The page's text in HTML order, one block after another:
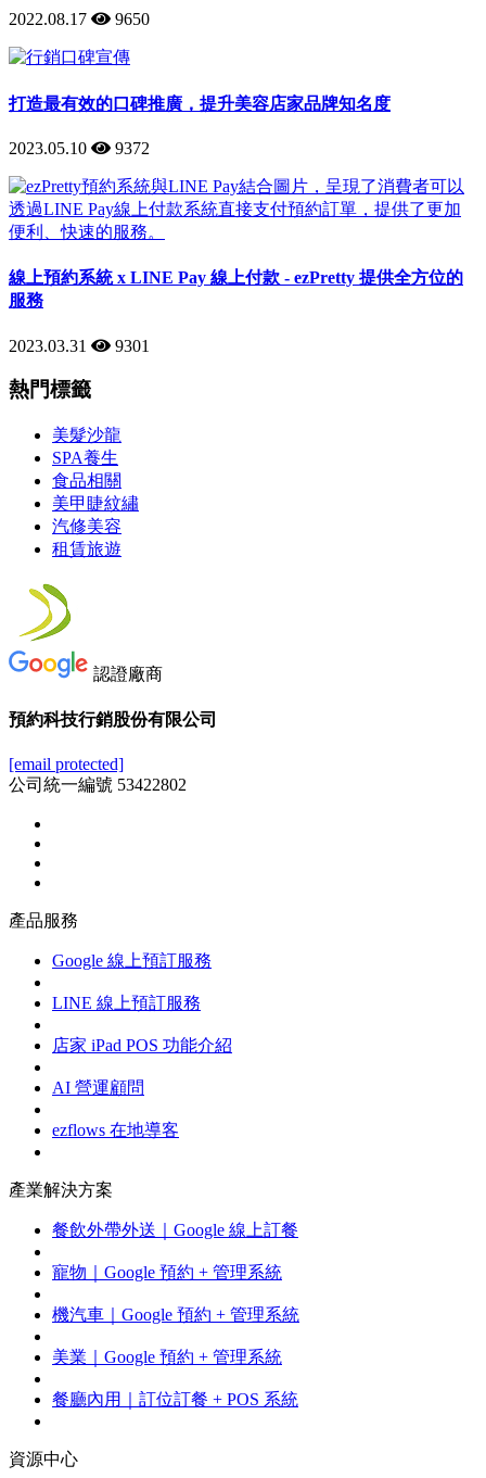
2022.08.17 9650
打造最有效的口碑推廣，提升美容店家品牌知名度
2023.05.10 9372
線上預約系統 x LINE Pay 線上付款 - ezPretty 提供全方位的
服務
2023.03.31 9301
熱門標籤
美髮沙龍
SPA養生
食品相關
美甲睫紋繡
汽修美容
租賃旅遊
認證廠商
預約科技行銷股份有限公司
[email protected]
公司統一編號 53422802
產品服務
Google 線上預訂服務
LINE 線上預訂服務
店家 iPad POS 功能介紹
AI 營運顧問
ezflows 在地導客
產業解決方案
餐飲外帶外送｜Google 線上訂餐
寵物｜Google 預約 + 管理系統
機汽車｜Google 預約 + 管理系統
美業｜Google 預約 + 管理系統
餐廳內用｜訂位訂餐 + POS 系統
資源中心